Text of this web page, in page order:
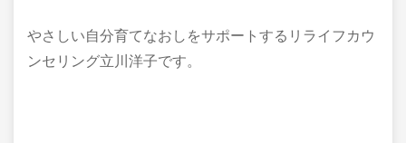
やさしい自分育てなおしをサポートするリライフカウ
ンセリング立川洋子です。